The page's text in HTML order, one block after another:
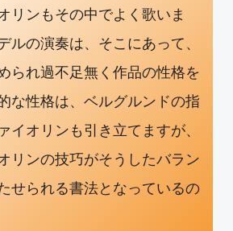
リンもその中でよく歌いま
ルの演奏は、そこにあって、
られ過不足無く作品の性格を
な性格は、ベルグルンドの指
イオリンも引き立てますが、
リンの技巧がそうしたバラン
せられる書法となっているの